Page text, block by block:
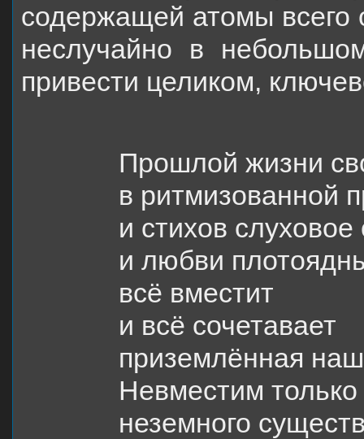
содержащей атомы всего
неслучайно в
привести целиком,
Прошлой жизни
в ритмизованной
и стихов слуховое
и любви
всё вместит
и всё сочетавает
приземлённая
Невместим
неземного